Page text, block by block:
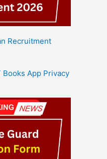
Recruitment
Books App Privacy